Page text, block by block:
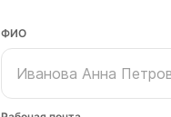
ФИО